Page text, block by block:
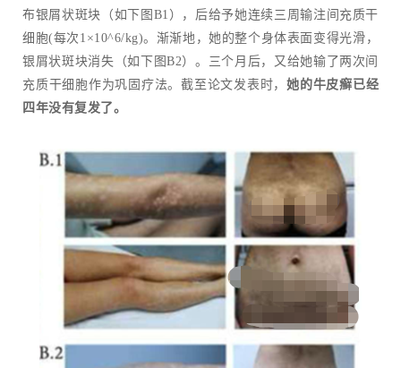
布银屑状斑块（如下图B1），后给予她连续三周输注间充质干
细胞(每次1×10^6/kg)。渐渐地，她的整个身体表面变得光滑，
银屑状斑块消失（如下图B2）。三个月后，又给她输了两次间
充质干细胞作为巩固疗法。截至论文发表时， 她的牛皮癣已经
四年没有复发了。